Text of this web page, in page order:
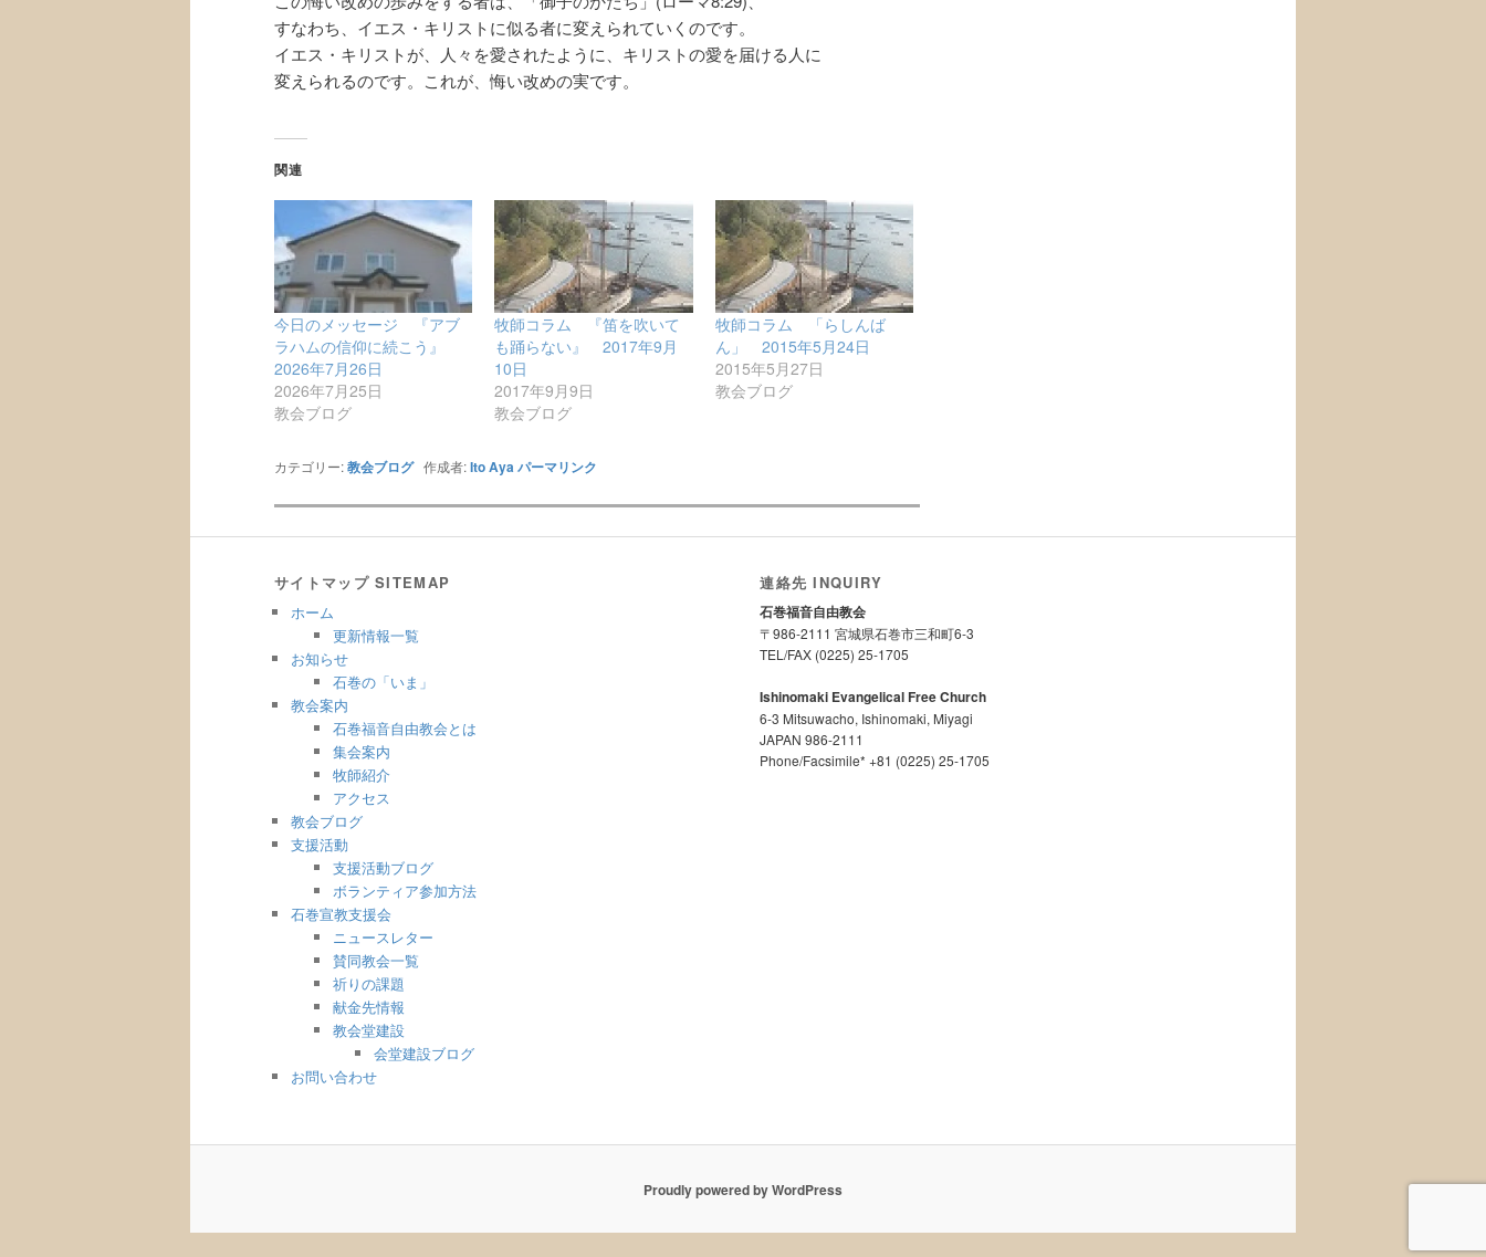
すなわち、イエス・キリストに似る者に変えられていくのです。
イエス・キリストが、人々を愛されたように、キリストの愛を届ける人に
変えられるのです。これが、悔い改めの実です。
関連
今日のメッセージ 『アブ
ラハムの信仰に続こう』
2026年7月26日
2026年7月25日
教会ブログ
牧師コラム 『笛を吹いて
も踊らない』 2017年9月
10日
2017年9月9日
教会ブログ
牧師コラム 「らしんば
ん」 2015年5月24日
2015年5月27日
教会ブログ
カテゴリー:教会ブログ作成者:Ito Ayaパーマリンク
サイトマップ SITEMAP
ホーム
更新情報一覧
お知らせ
石巻の「いま」
教会案内
石巻福音自由教会とは
集会案内
牧師紹介
アクセス
教会ブログ
支援活動
支援活動ブログ
ボランティア参加方法
石巻宣教支援会
ニュースレター
賛同教会一覧
祈りの課題
献金先情報
教会堂建設
会堂建設ブログ
お問い合わせ
連絡先 INQUIRY
石巻福音自由教会
〒986-2111 宮城県石巻市三和町6-3
TEL/FAX (0225) 25-1705
Ishinomaki Evangelical Free Church
6-3 Mitsuwacho, Ishinomaki, Miyagi
JAPAN 986-2111
Phone/Facsimile* +81 (0225) 25-1705
Proudly powered by WordPress